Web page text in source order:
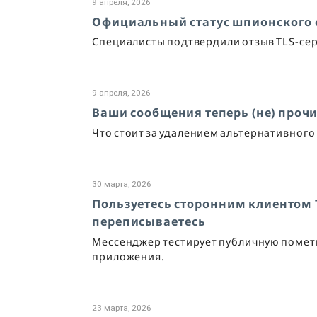
Официальный статус
Специалисты подтвердили отзыв TLS-
9 апреля, 2026
Ваши сообщения теперь (не)
Что стоит за удалением
30 марта, 2026
Пользуетесь сторонним клиентом
переписываетесь
Мессенджер тестирует публичную
приложения.
23 марта, 2026